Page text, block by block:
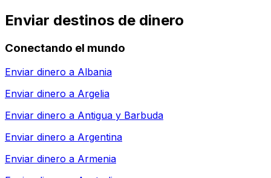
Enviar destinos de dinero
Conectando el mundo
Enviar dinero a Albania
Enviar dinero a Argelia
Enviar dinero a Antigua y Barbuda
Enviar dinero a Argentina
Enviar dinero a Armenia